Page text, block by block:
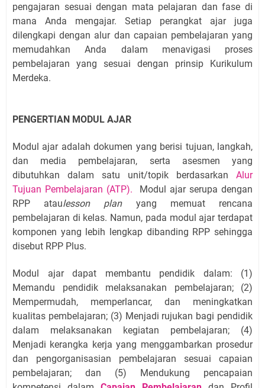
pengajaran sesuai dengan mata pelajaran dan fase di
mana Anda mengajar. Setiap perangkat ajar juga
dilengkapi dengan alur dan capaian pembelajaran yang
memudahkan Anda dalam menavigasi proses
pembelajaran yang sesuai dengan prinsip Kurikulum
Merdeka.
PENGERTIAN MODUL AJAR
Modul ajar adalah dokumen yang berisi tujuan, langkah,
dan media pembelajaran, serta asesmen yang
dibutuhkan dalam satu unit/topik berdasarkan Alur
Tujuan Pembelajaran (ATP). Modul ajar serupa dengan
RPP ataulesson plan yang memuat rencana
pembelajaran di kelas. Namun, pada modul ajar terdapat
komponen yang lebih lengkap dibanding RPP sehingga
disebut RPP Plus.
Modul ajar dapat membantu pendidik dalam: (1)
Memandu pendidik melaksanakan pembelajaran; (2)
Mempermudah, memperlancar, dan meningkatkan
kualitas pembelajaran; (3) Menjadi rujukan bagi pendidik
dalam melaksanakan kegiatan pembelajaran; (4)
Menjadi kerangka kerja yang menggambarkan prosedur
dan pengorganisasian pembelajaran sesuai capaian
pembelajaran; dan (5) Mendukung pencapaian